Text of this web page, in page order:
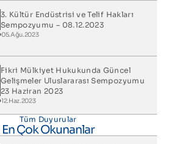
3. Kültür Endüstrisi ve Telif Hakları
Sempozyumu – 08.12.2023
05.Ağu.2023
Fikri Mülkiyet Hukukunda Güncel
Gelişmeler Uluslararası Sempozyumu
23 Haziran 2023
12.Haz.2023
Tüm Duyurular
En Çok Okunanlar